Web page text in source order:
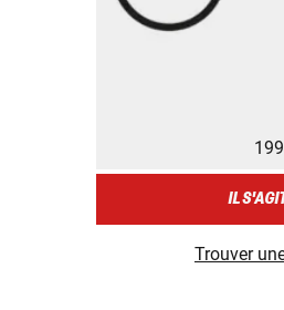
IL
Trouver